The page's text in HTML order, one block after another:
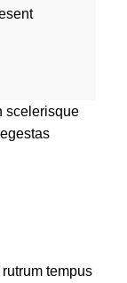
scelerisque
tempus